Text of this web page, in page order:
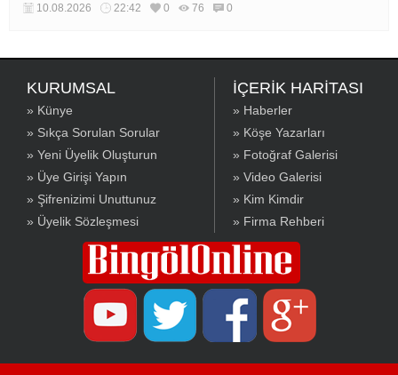
10.08.2026 22:42 0 76 0
KURUMSAL
» Künye
» Sıkça Sorulan Sorular
» Yeni Üyelik Oluşturun
» Üye Girişi Yapın
» Şifrenizimi Unuttunuz
» Üyelik Sözleşmesi
İÇERİK HARİTASI
» Haberler
» Köşe Yazarları
» Fotoğraf Galerisi
» Video Galerisi
» Kim Kimdir
» Firma Rehberi